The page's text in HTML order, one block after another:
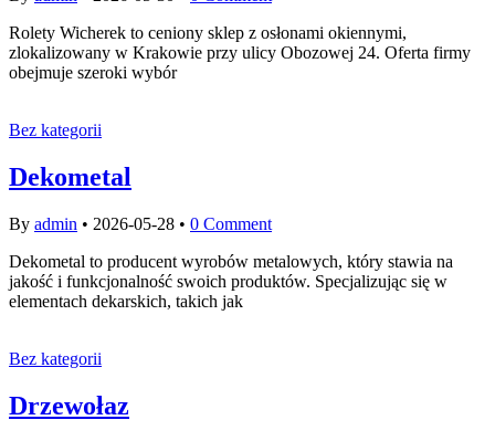
Rolety Wicherek to ceniony sklep z osłonami okiennymi,
zlokalizowany w Krakowie przy ulicy Obozowej 24. Oferta firmy
obejmuje szeroki wybór
Bez kategorii
Dekometal
By admin • 2026-05-28 • 0 Comment
Dekometal to producent wyrobów metalowych, który stawia na
jakość i funkcjonalność swoich produktów. Specjalizując się w
elementach dekarskich, takich jak
Bez kategorii
Drzewołaz